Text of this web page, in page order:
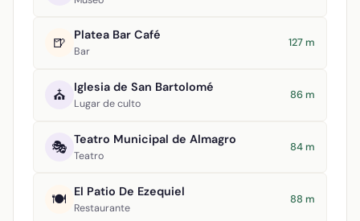
🍺 Platea Bar Café
Bar
127 m
⛪ Iglesia de San Bartolomé
Lugar de culto
86 m
🎭 Teatro Municipal de Almagro
Teatro
84 m
🍽️ El Patio De Ezequiel
Restaurante
88 m